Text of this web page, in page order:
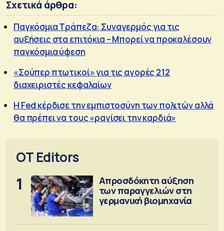
Σχετικά άρθρα:
Παγκόσμια Τράπεζα: Συναγερμός για τις
αυξήσεις στα επιτόκια – Μπορεί να προκαλέσουν
παγκόσμια ύφεση
«Σούπερ πτωτικοί» για τις αγορές 212
διαχειριστές κεφαλαίων
Η Fed κέρδισε την εμπιστοσύνη των πολιτών αλλά
θα πρέπει να τους «ραγίσει την καρδιά»
OT Editors
1
Απροσδόκητη αύξηση
των παραγγελιών στη
γερμανική βιομηχανία